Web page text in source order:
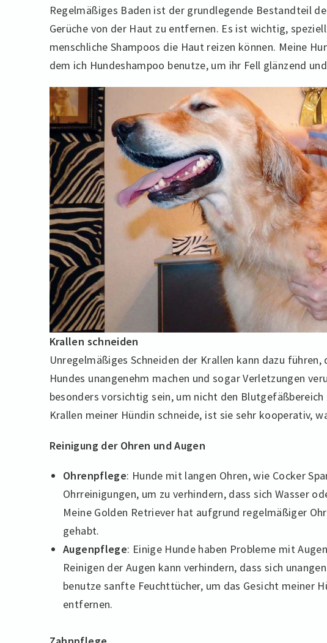
Regelmäßiges Baden ist der grundlegende Bestandteil
Gerüche von der Haut zu entfernen. Es ist wichtig,
menschliche Shampoos die Haut reizen können. Meine
dem ich Hundeshampoo benutze, um ihr Fell glänzend
Krallen schneiden
Unregelmäßiges Schneiden der Krallen kann dazu
Hundes unangenehm machen und sogar Verletzungen
besonders vorsichtig sein, um nicht den
Krallen meiner Hündin schneide, ist sie sehr kooperativ,
Reinigung der Ohren und Augen
Ohrenpflege: Hunde mit langen Ohren, wie Cocker
Ohrreinigungen, um zu verhindern, dass sich Wasser
Meine Golden Retriever hat aufgrund regelmäßiger
gehabt.
Augenpflege: Einige Hunde haben Probleme mit
Reinigen der Augen kann verhindern, dass sich
benutze sanfte Feuchttücher, um das Gesicht meiner
entfernen.